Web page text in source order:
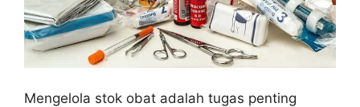
Mengelola stok obat adalah tugas penting